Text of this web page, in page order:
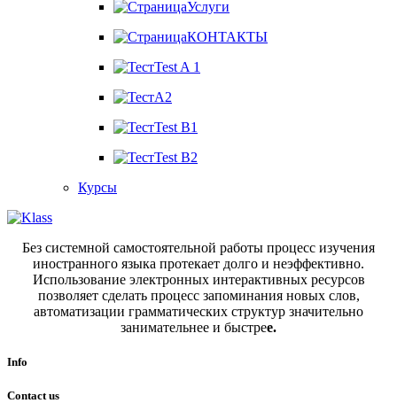
Услуги
КОНТАКТЫ
Test A 1
A2
Test B1
Test B2
Курсы
Без системной самостоятельной работы процесс изучения
иностранного языка протекает долго и неэффективно.
Использование электронных интерактивных ресурсов
позволяет сделать процесс запоминания новых слов,
автоматизации грамматических структур значительно
занимательнее и быстрее.
Info
Contact us